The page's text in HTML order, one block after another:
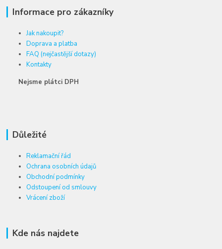
Informace pro zákazníky
Jak nakoupit?
Doprava a platba
FAQ (nejčastější dotazy)
Kontakty
Nejsme plátci DPH
Důležité
Reklamační řád
Ochrana osobních údajů
Obchodní podmínky
Odstoupení od smlouvy
Vrácení zboží
Kde nás najdete